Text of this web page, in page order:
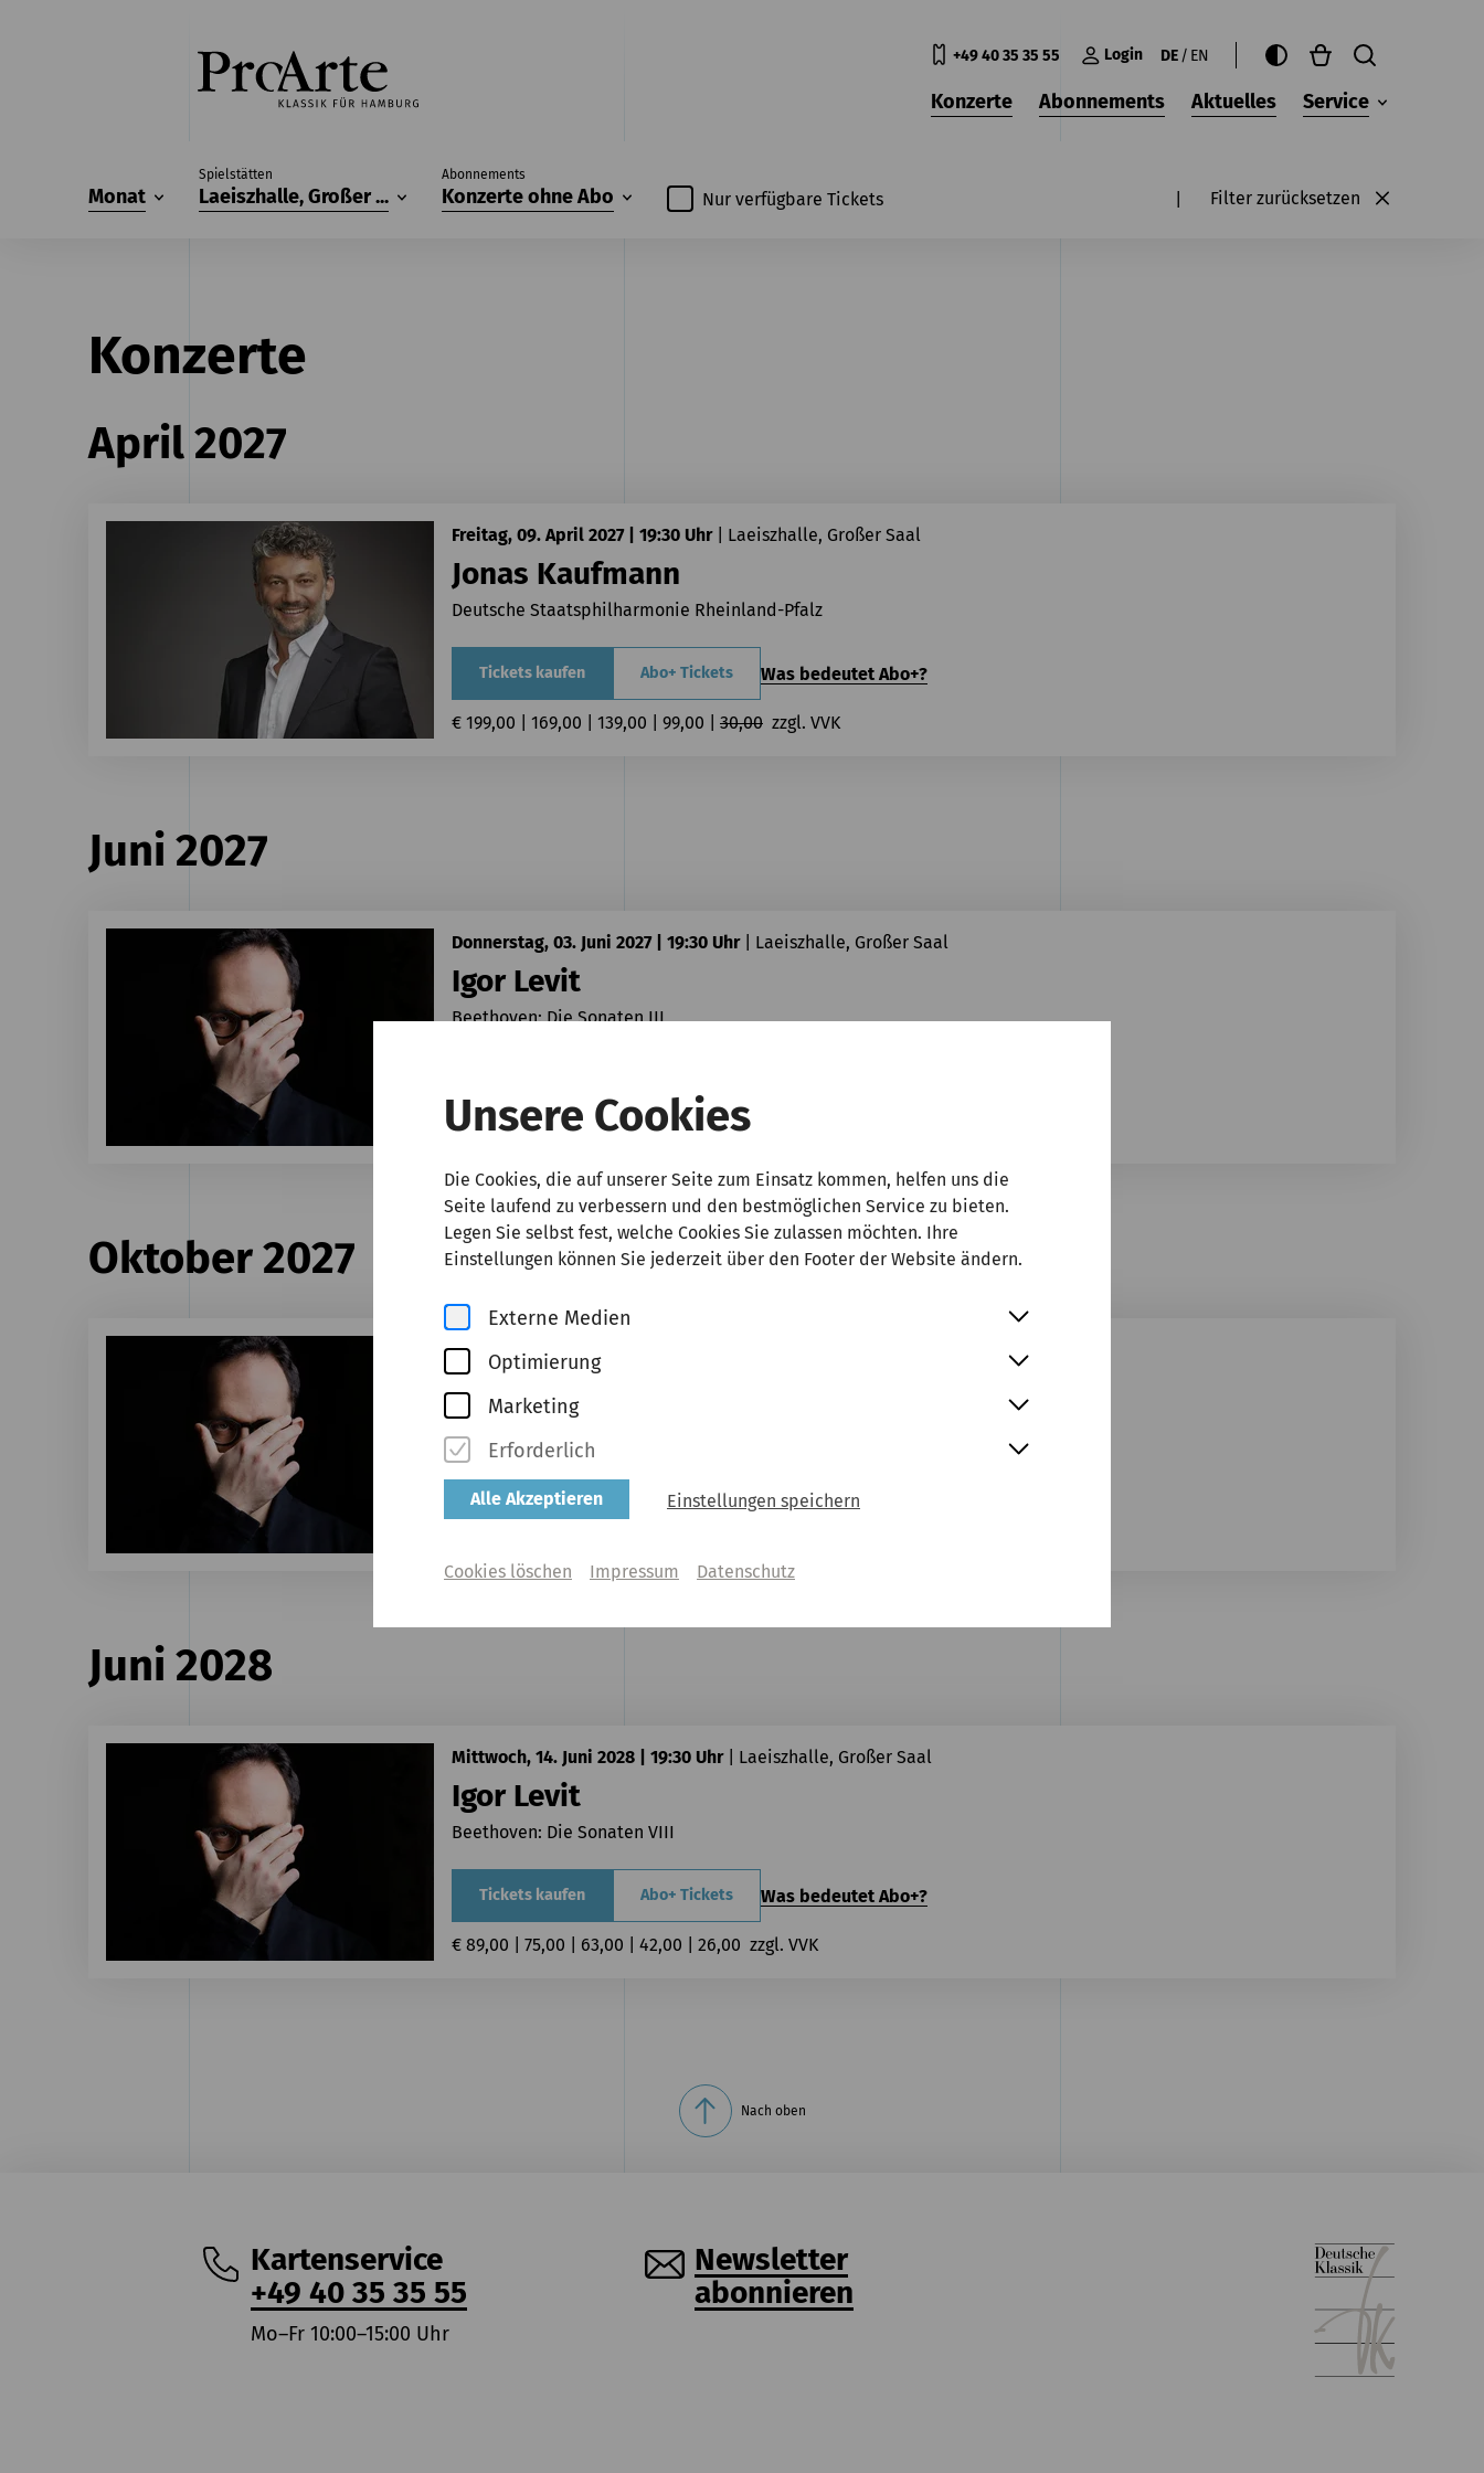
Unsere Cookies
Die Cookies, die auf unserer Seite zum Einsatz kommen, helfen uns die
Seite laufend zu verbessern und den bestmöglichen Service zu bieten.
Legen Sie selbst fest, welche Cookies Sie zulassen möchten. Ihre
Einstellungen können Sie jederzeit über den Footer der Website ändern.
Externe Medien
Optimierung
Marketing
Erforderlich
Alle Akzeptieren Einstellungen speichern
Cookies löschen Impressum Datenschutz
+49 40 35 35 55 Login DE EN
Konzerte Abonnements Aktuelles Service
Monat
Spielstätten
Laeiszhalle, Großer ...
Abonnements
Konzerte ohne Abo Nur verfügbare Tickets Filter zurücksetzen
Konzerte
April 2027
Freitag, 09. April 2027 | 19:30 Uhr Laeiszhalle, Großer Saal
Jonas Kaufmann
​Deutsche Staatsphilharmonie Rheinland-Pfalz
Tickets kaufen Abo+ Tickets Was bedeutet Abo+?
€ 199,00 | 169,00 | 139,00 | 99,00 | 30,00
  zzgl. VVK
Juni 2027
Donnerstag, 03. Juni 2027 | 19:30 Uhr Laeiszhalle, Großer Saal
Igor Levit
Beethoven: Die Sonaten III
€ 89,00 | 75,00 | 63,00 | 42,00 | 26,00  zzgl. VVK
Oktober 2027
Samstag, 23. Oktober 2027 | 19:30 Uhr
Igor Levit
Beethoven: Die Sonaten VI
Tickets kaufen Was bedeutet Abo+?
Juni 2028
Mittwoch, 14. Juni 2028 | 19:30 Uhr Laeiszhalle, Großer Saal
Igor Levit
Beethoven: Die Sonaten VIII
Tickets kaufen Abo+ Tickets Was bedeutet Abo+?
€ 89,00 | 75,00 | 63,00 | 42,00 | 26,00  zzgl. VVK
Nach oben
Kartenservice
+49 40 35 35 55
Mo–Fr 10:00–15:00 Uhr
Newsletter
abonnieren